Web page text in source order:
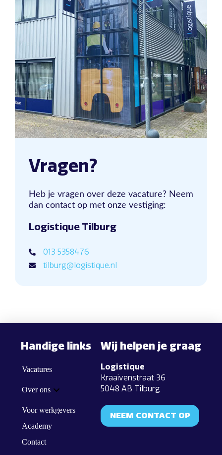
Vragen?
Heb je vragen over deze vacature? Neem
dan contact op met onze vestiging:
Logistique Tilburg
013 5358476
tilburg@logistique.nl
Handige links
Vacatures
Over ons
Voor werkgevers
Academy
Contact
Wij helpen je graag
Logistique
Kraaivenstraat 36
5048 AB Tilburg
NEEM CONTACT OP